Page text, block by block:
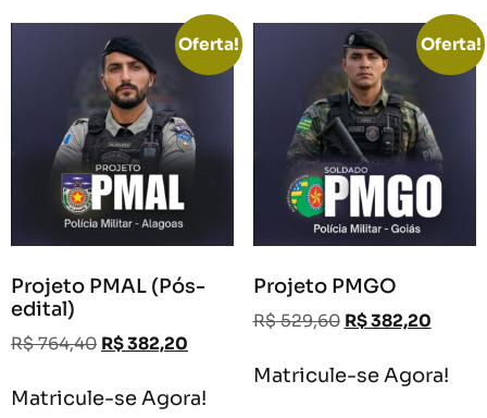
Oferta!
Projeto PMAL (Pós-
edital)
R$764,40 R$382,20
Matricule-se Agora!
Oferta!
Projeto PMGO
R$529,60 R$382,20
Matricule-se Agora!